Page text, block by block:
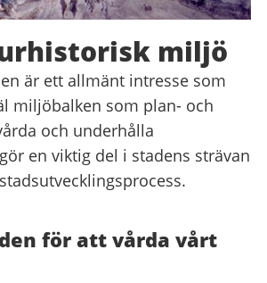
miljö
är ett allmänt intresse som
miljöbalken som plan- och
och underhålla
en viktig del i stadens strävan
för att vårda vårt